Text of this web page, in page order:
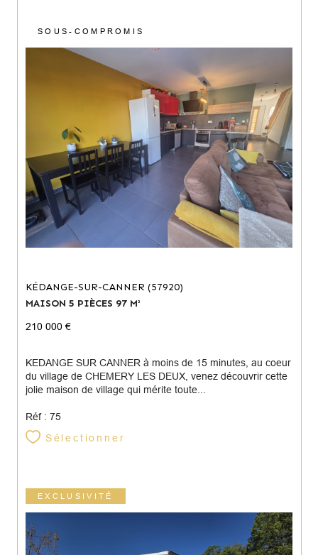
SOUS-COMPROMIS
KÉDANGE-SUR-CANNER (57920)
MAISON 5 PIÈCES 97 M²
210 000 €
KEDANGE SUR CANNER à moins de 15 minutes, au coeur
du village de CHEMERY LES DEUX, venez découvrir cette
jolie maison de village qui mérite toute...
Réf : 75
Sélectionner
EXCLUSIVITÉ